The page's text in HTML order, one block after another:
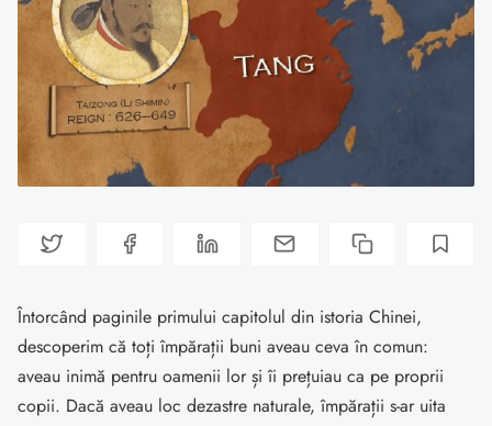
Întorcând paginile primului capitolul din istoria Chinei,
descoperim că toți împărații buni aveau ceva în comun:
aveau inimă pentru oamenii lor și îi prețuiau ca pe proprii
copii. Dacă aveau loc dezastre naturale, împărații s-ar uita